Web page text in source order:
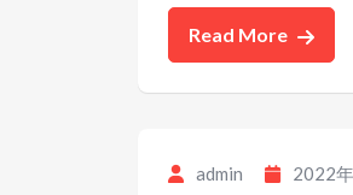
Read More
admin 2022